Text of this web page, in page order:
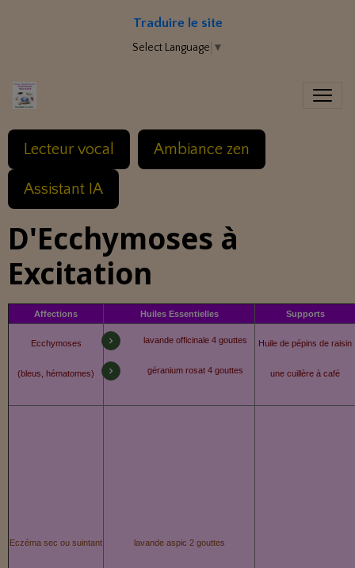
Traduire le site
Select Language ▼
Lecteur vocal Ambiance zen
Assistant IA
D'Ecchymoses à
Excitation
Affections Huiles Essentielles Supports
Ecchymoses
(bleus, hématomes)
lavande officinale 4 gouttes
géranium rosat 4 gouttes
Huile de pépins de raisin
une cuillère à café
Eczéma sec ou suintant lavande aspic 2 gouttes